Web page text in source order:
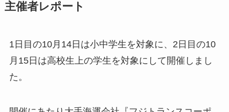
主催者レポート
1日目の10月14日は小中学生を対象に、2日目の10
月15日は高校生上の学生を対象にして開催しまし
た。